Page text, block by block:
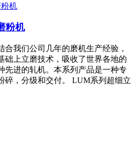
粉机
合我们公司几年的磨机生产经验，
础上立磨技术，吸收了世界各地的
先进的轧机。本系列产品是一种专
碎，分级和交付。 LUM系列超细立